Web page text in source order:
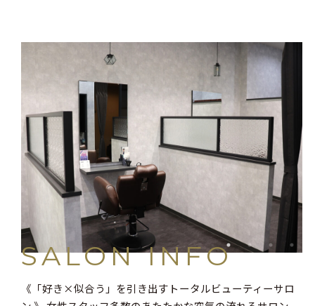
SALON INFO
《「好き×似合う」を引き出すトータルビューティーサロ